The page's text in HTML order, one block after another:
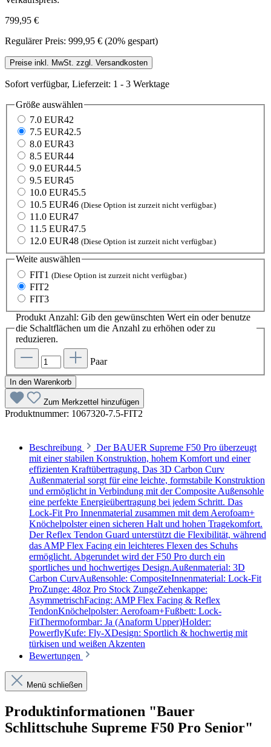
799,95 €
Regulärer Preis: 999,95 € (20% gespart)
Preise inkl. MwSt. zzgl. Versandkosten
Sofort verfügbar, Lieferzeit: 1 - 3 Werktage
Größe auswählen
7.0 EUR42
7.5 EUR42.5
8.0 EUR43
8.5 EUR44
9.0 EUR44.5
9.5 EUR45
10.0 EUR45.5
10.5 EUR46 (Diese Option ist zurzeit nicht verfügbar.)
11.0 EUR47
11.5 EUR47.5
12.0 EUR48 (Diese Option ist zurzeit nicht verfügbar.)
Weite auswählen
FIT1 (Diese Option ist zurzeit nicht verfügbar.)
FIT2
FIT3
Produkt Anzahl: Gib den gewünschten Wert ein oder benutze
die Schaltflächen um die Anzahl zu erhöhen oder zu
reduzieren.
Paar
In den Warenkorb
Zum Merkzettel hinzufügen
Produktnummer: 1067320-7.5-FIT2
Beschreibung
Der BAUER Supreme F50 Pro überzeugt
mit einer stabilen Konstruktion, hohem Komfort und einer
effizienten Kraftübertragung. Das 3D Carbon Curv
Außenmaterial sorgt für eine leichte, formstabile Konstruktion
und ermöglicht in Verbindung mit der Composite Außensohle
eine perfekte Energieübertragung bei jedem Schritt. Das
Lock-Fit Pro Innenmaterial zusammen mit dem Aerofoam+
Knöchelpolster einen sicheren Halt und hohen Tragekomfort.
Der Reflex Tendon Guard unterstützt die Flexibilität, während
das AMP Flex Facing ein leichteres Flexen des Schuhs
ermöglicht. Abgerundet wird der F50 Pro durch ein
sportliches und hochwertiges Design.Außenmaterial: 3D
Carbon CurvAußensohle: CompositeInnenmaterial: Lock-Fit
ProZunge: 48oz Pro Stock ZungeZehenkappe:
AsymmetrischFacing: AMP Flex Facing & Reflex
TendonKnöchelpolster: Aerofoam+Fußbett: Lock-
FitThermoformbar: Ja (Anaform Upper)Holder:
PowerflyKufe: Fly-XDesign: Sportlich & hochwertig mit
türkisen und weißen Akzenten
Bewertungen
Menü schließen
Produktinformationen "Bauer
Schlittschuhe Supreme F50 Pro Senior"